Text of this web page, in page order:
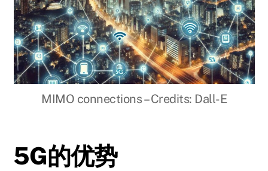
MIMO connections – Credits: Dall-E
5G的优势